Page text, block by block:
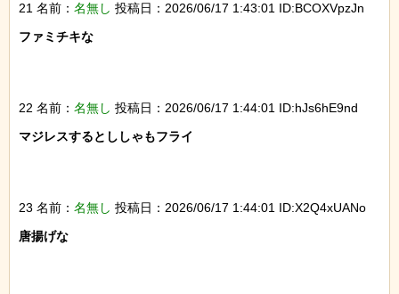
21 名前： 名無し 投稿日：2026/06/17 1:43:01 ID:BCOXVpzJn
ファミチキな
22 名前： 名無し 投稿日：2026/06/17 1:44:01 ID:hJs6hE9nd
マジレスするとししゃもフライ
23 名前： 名無し 投稿日：2026/06/17 1:44:01 ID:X2Q4xUANo
唐揚げな